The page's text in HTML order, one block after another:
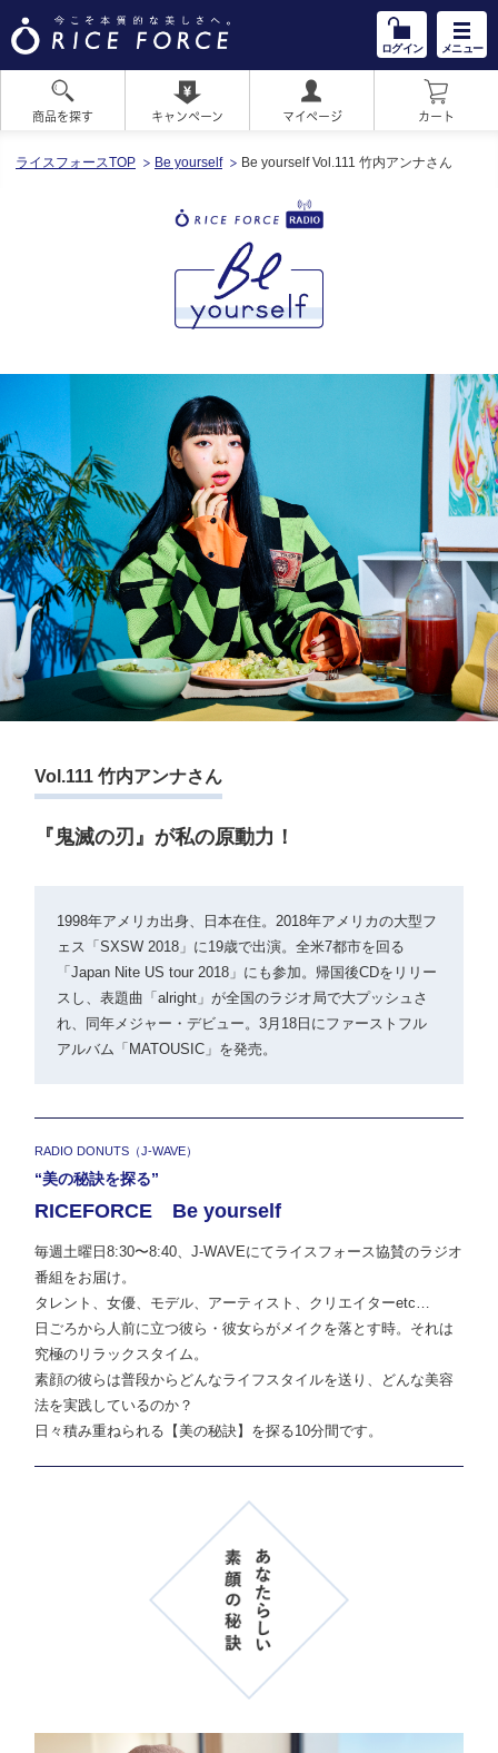
ログイン メニュー
商品を探す キャンペーン マイページ カート
ライスフォースTOP Be yourself Be yourself Vol.111 竹内アンナさん
Vol.111 竹内アンナさん
『鬼滅の刃』が私の原動力！
1998年アメリカ出身、日本在住。2018年アメリカの大型フ
ェス「SXSW 2018」に19歳で出演。全米7都市を回る
「Japan Nite US tour 2018」にも参加。帰国後CDをリリー
スし、表題曲「alright」が全国のラジオ局で大プッシュさ
れ、同年メジャー・デビュー。3月18日にファーストフル
アルバム「MATOUSIC」を発売。
RADIO DONUTS（J-WAVE）
“美の秘訣を探る”
RICEFORCE Be yourself
毎週土曜日8:30〜8:40、J-WAVEにてライスフォース協賛のラジオ
番組をお届け。
タレント、女優、モデル、アーティスト、クリエイターetc…
日ごろから人前に立つ彼ら・彼女らがメイクを落とす時。それは
究極のリラックスタイム。
素顔の彼らは普段からどんなライフスタイルを送り、どんな美容
法を実践しているのか？
日々積み重ねられる【美の秘訣】を探る10分間です。